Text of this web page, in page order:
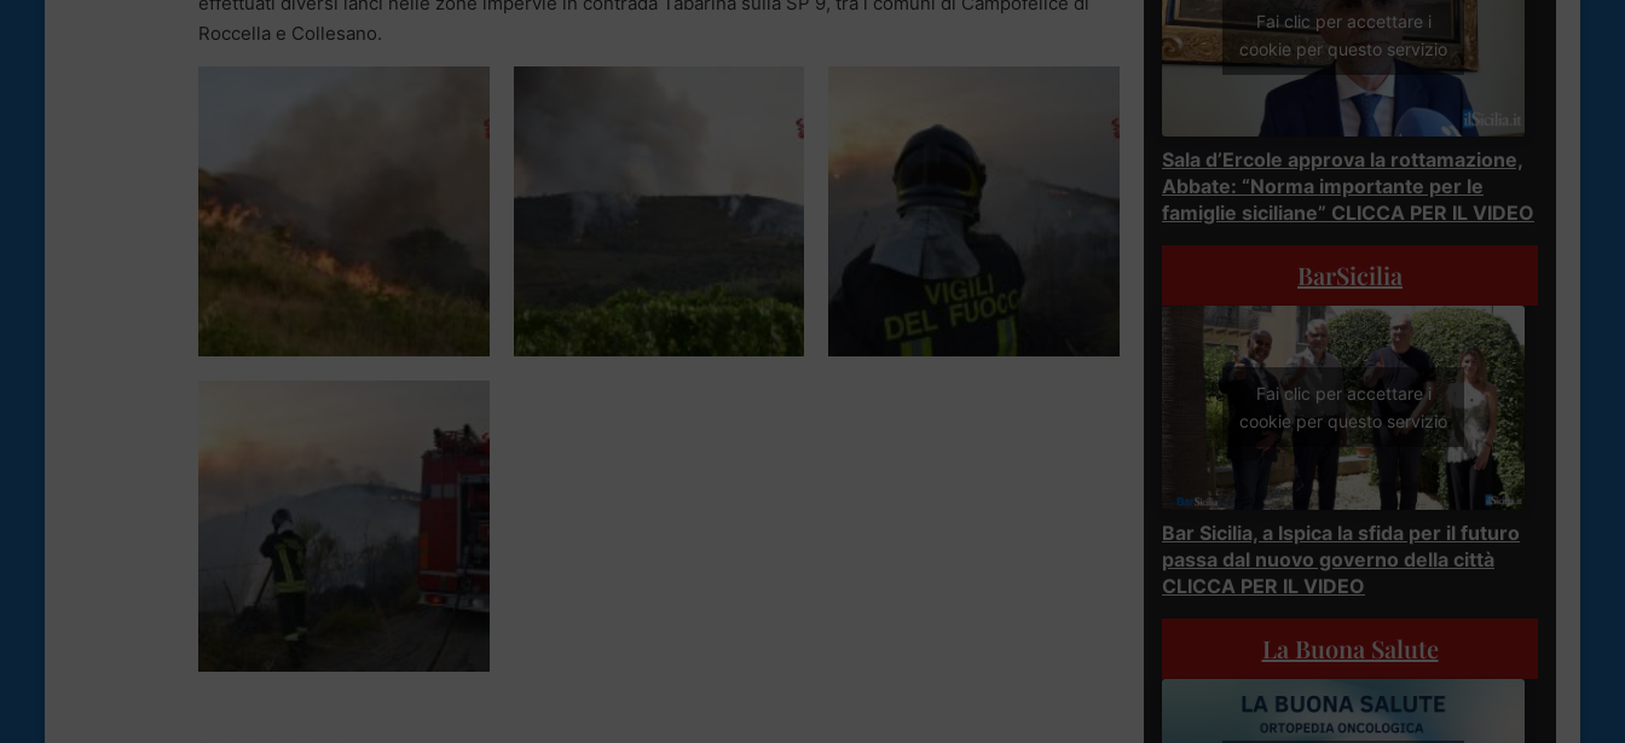
Roccella e Collesano.
Fai clic per accettare i
cookie per questo servizio
Sala d’Ercole approva la rottamazione,
Abbate: “Norma importante per le
famiglie siciliane” CLICCA PER IL VIDEO
BarSicilia
Fai clic per accettare i
cookie per questo servizio
Bar Sicilia, a Ispica la sfida per il futuro
passa dal nuovo governo della città
CLICCA PER IL VIDEO
La Buona Salute